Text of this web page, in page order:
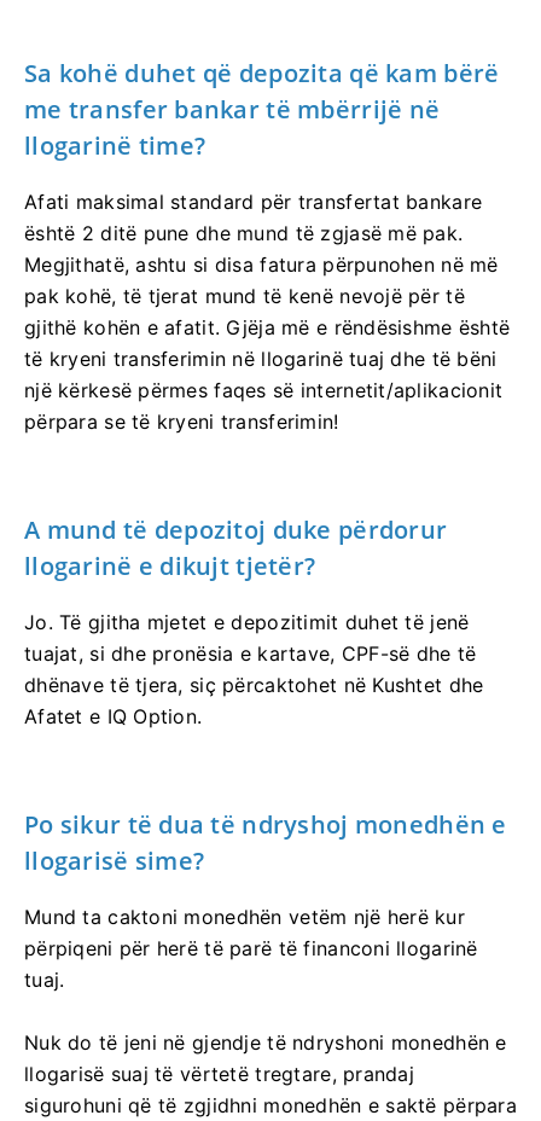
Sa kohë duhet që depozita që kam bërë
me transfer bankar të mbërrijë në
llogarinë time?
Afati maksimal standard për transfertat bankare
është 2 ditë pune dhe mund të zgjasë më pak.
Megjithatë, ashtu si disa fatura përpunohen në më
pak kohë, të tjerat mund të kenë nevojë për të
gjithë kohën e afatit. Gjëja më e rëndësishme është
të kryeni transferimin në llogarinë tuaj dhe të bëni
një kërkesë përmes faqes së internetit/aplikacionit
përpara se të kryeni transferimin!
A mund të depozitoj duke përdorur
llogarinë e dikujt tjetër?
Jo. Të gjitha mjetet e depozitimit duhet të jenë
tuajat, si dhe pronësia e kartave, CPF-së dhe të
dhënave të tjera, siç përcaktohet në Kushtet dhe
Afatet e IQ Option.
Po sikur të dua të ndryshoj monedhën e
llogarisë sime?
Mund ta caktoni monedhën vetëm një herë kur
përpiqeni për herë të parë të financoni llogarinë
tuaj.
Nuk do të jeni në gjendje të ndryshoni monedhën e
llogarisë suaj të vërtetë tregtare, prandaj
sigurohuni që të zgjidhni monedhën e saktë përpara